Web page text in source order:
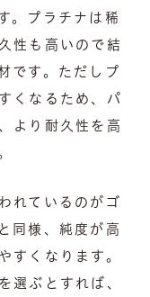
。プラチナは稀
性も高いので結
です。ただしプ
くなるため、パ
より耐久性を高
れているのがゴ
同様、純度が高
すくなります。
選ぶとすれば、